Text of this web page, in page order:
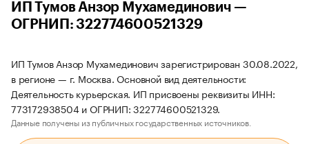
ИП Тумов Анзор Мухамединович —
ОГРНИП: 322774600521329
ИП Тумов Анзор Мухамединович зарегистрирован 30.08.2022,
в регионе — г. Москва. Основной вид деятельности:
Деятельность курьерская. ИП присвоены реквизиты ИНН:
773172938504 и ОГРНИП: 322774600521329.
Данные получены из публичных государственных источников.